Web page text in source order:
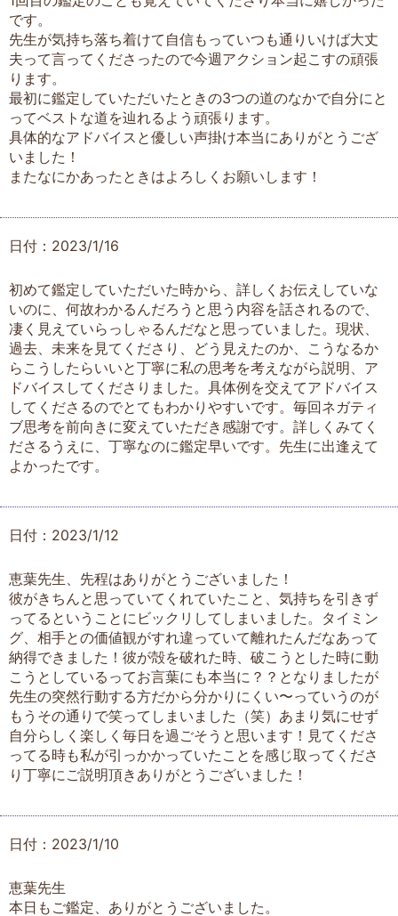
です。
先生が気持ち落ち着けて自信もっていつも通りいけば大丈
夫って言ってくださったので今週アクション起こすの頑張
ります。
最初に鑑定していただいたときの3つの道のなかで自分にと
ってベストな道を辿れるよう頑張ります。
具体的なアドバイスと優しい声掛け本当にありがとうござ
いました！
またなにかあったときはよろしくお願いします！
日付：2023/1/16
初めて鑑定していただいた時から、詳しくお伝えしていな
いのに、何故わかるんだろうと思う内容を話されるので、
凄く見えていらっしゃるんだなと思っていました。現状、
過去、未来を見てくださり、どう見えたのか、こうなるか
らこうしたらいいと丁寧に私の思考を考えながら説明、ア
ドバイスしてくださりました。具体例を交えてアドバイス
してくださるのでとてもわかりやすいです。毎回ネガティ
ブ思考を前向きに変えていただき感謝です。詳しくみてく
ださるうえに、丁寧なのに鑑定早いです。先生に出逢えて
よかったです。
日付：2023/1/12
恵葉先生、先程はありがとうございました！
彼がきちんと思っていてくれていたこと、気持ちを引きず
ってるということにビックリしてしまいました。タイミン
グ、相手との価値観がすれ違っていて離れたんだなあって
納得できました！彼が殻を破れた時、破こうとした時に動
こうとしているってお言葉にも本当に？？となりましたが
先生の突然行動する方だから分かりにくい〜っていうのが
もうその通りで笑ってしまいました（笑）あまり気にせず
自分らしく楽しく毎日を過ごそうと思います！見てくださ
ってる時も私が引っかかっていたことを感じ取ってくださ
り丁寧にご説明頂きありがとうございました！
日付：2023/1/10
恵葉先生
本日もご鑑定、ありがとうございました。